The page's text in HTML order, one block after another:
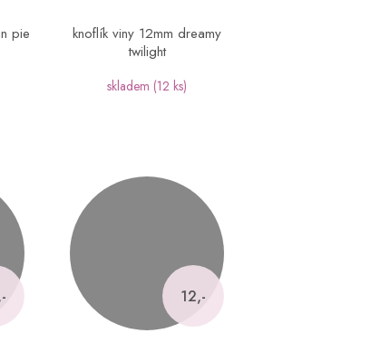
pie
knoflík viny 12mm dreamy
twilight
skladem (12 ks)
12,-